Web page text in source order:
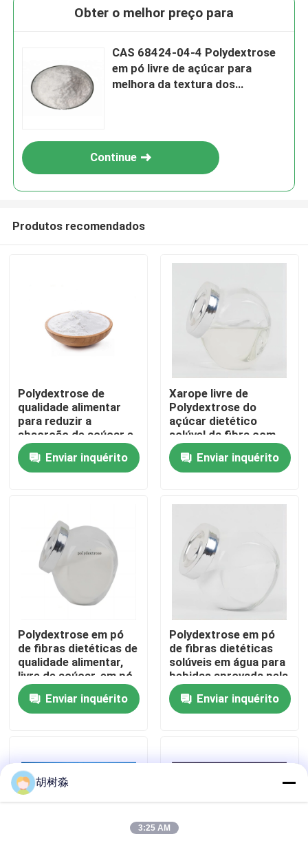
Casa
Sobre nós
Excursão da fábrica
Contacte-nos
Peça umas citações
álcoois de açúcar
Obter o melhor preço para
CAS 68424-04-4 Polydextrose
em pó livre de açúcar para
melhora da textura dos
Continue
Produtos recomendados
Polydextrose de
qualidade alimentar
para reduzir a
absorção de açúcar e
controlar os níveis de
açúcar no sangue
Enviar inquérito
Xarope livre de
Polydextrose do
açúcar dietético
solúvel da fibra com
líquido mesmo de
Polydextrose da cor
clara para produtos
Enviar inquérito
Polydextrose em pó
de fibras dietéticas de
qualidade alimentar,
livre de açúcar, em pó
de polydextrose
Enviar inquérito
Polydextrose em pó
de fibras dietéticas
solúveis em água para
bebidas aprovada pela
ISO
Enviar inquérito
胡树淼
3:25 AM